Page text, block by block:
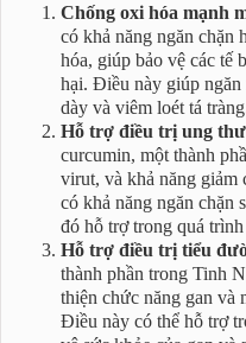
Chống oxi hóa mạnh
có khả năng ngăn chặn
hóa, giúp bảo vệ các tế
hại. Điều này giúp ngăn
dày và viêm loét tá
Hỗ trợ điều trị ung
curcumin, một thành
virut, và khả năng giảm
có khả năng ngăn chặn
đó hỗ trợ trong quá
Hỗ trợ điều trị tiểu
thành phần trong Tinh
thiện chức năng gan và
Điều này có thể hỗ trợ